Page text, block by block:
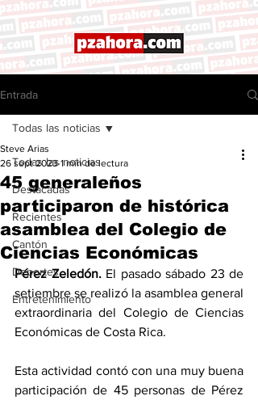
Entrada
Todas las noticias
Destacadas
Recientes
Cantón
Deportes
Entretenimiento
Todas las noticias
45 generaleños
participaron de histórica
asamblea del Colegio de
Ciencias Económicas
Steve Arias
26 sept 2023 1 min de lectura
Pérez Zeledón. El pasado sábado 23 de
setiembre se realizó la asamblea general
extraordinaria del Colegio de Ciencias
Económicas de Costa Rica.
Esta actividad contó con una muy buena
participación de 45 personas de Pérez